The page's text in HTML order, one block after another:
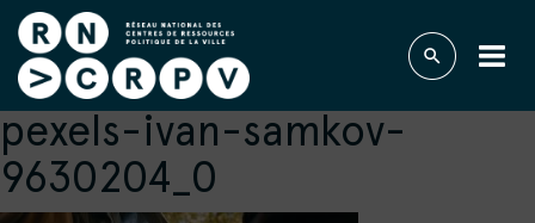
pexels-ivan-samkov-
9630204_0